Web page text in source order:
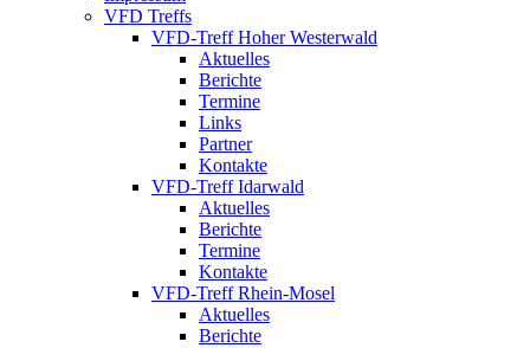
VFD Treffs
VFD-Treff Hoher Westerwald
Aktuelles
Berichte
Termine
Links
Partner
Kontakte
VFD-Treff Idarwald
Aktuelles
Berichte
Termine
Kontakte
VFD-Treff Rhein-Mosel
Aktuelles
Berichte